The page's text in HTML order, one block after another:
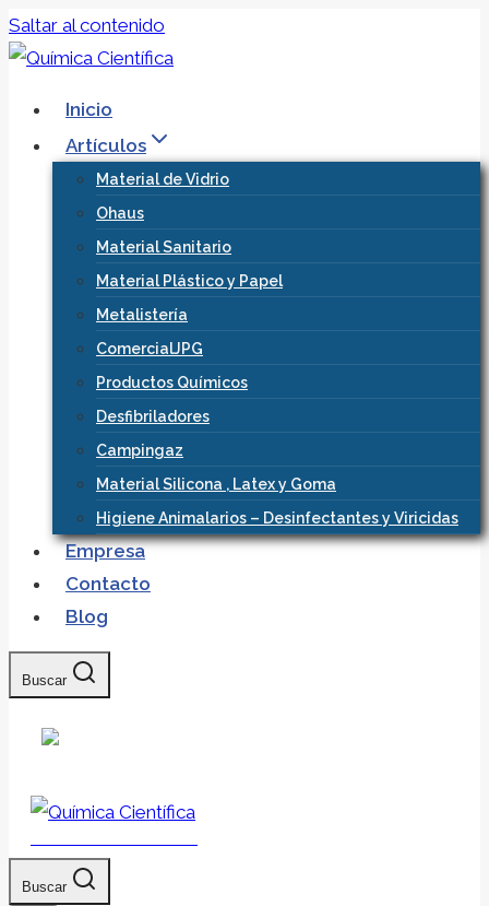
Saltar al contenido
Inicio
Artículos
Material de Vidrio
Ohaus
Material Sanitario
Material Plástico y Papel
Metalistería
ComercialJPG
Productos Químicos
Desfibriladores
Campingaz
Material Silicona , Latex y Goma
Higiene Animalarios – Desinfectantes y Viricidas
Empresa
Contacto
Blog
Buscar
Buscar